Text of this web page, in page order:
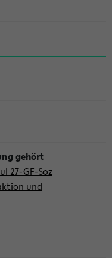
27-GF-Soz
und